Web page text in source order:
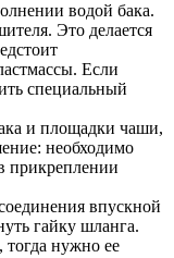
водой бака.
Это делается
Если
специальный
и площадки чаши,
необходимо
прикреплении
впускной
гайку шланга.
нужно ее